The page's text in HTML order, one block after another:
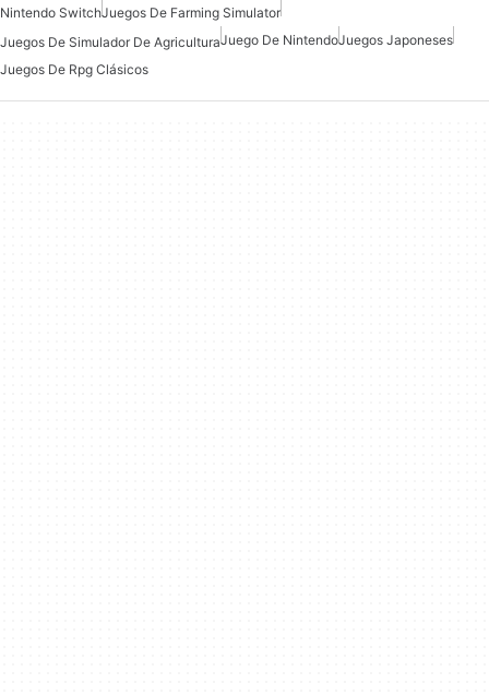
Nintendo SwitchJuegos De Farming Simulator
Juegos De Simulador De AgriculturaJuego De NintendoJuegos Japoneses
Juegos De Rpg Clásicos